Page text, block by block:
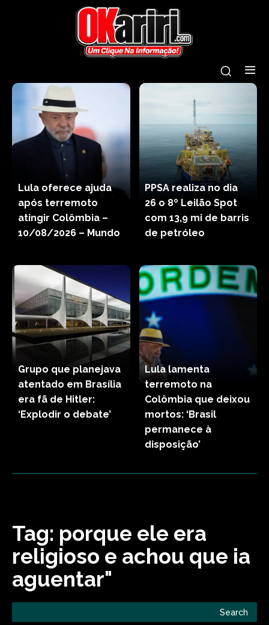
Lula oferece ajuda
após terremoto
atingir Colômbia –
10/08/2026 – Mundo
PPSA realiza no dia
26 o 8º Leilão Spot
com 13,9 mi de barris
de petróleo
Grupo que planejava
atentado em Brasília
era fã de Hitler:
‘Explodir o debate’
Lula lamenta
terremoto na
Colômbia que deixou
mortos: ‘Brasil
permanece à
disposição’
Tag: porque ele era
religioso e achou que ia
aguentar"
Search